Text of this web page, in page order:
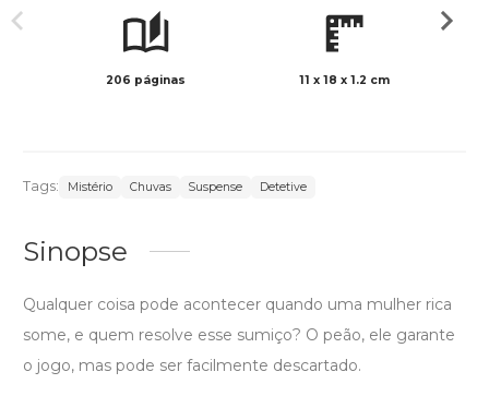
206 páginas 11 x 18 x 1.2 cm
Tags: Mistério Chuvas Suspense Detetive
Sinopse
Qualquer coisa pode acontecer quando uma mulher rica
some, e quem resolve esse sumiço? O peão, ele garante
o jogo, mas pode ser facilmente descartado.